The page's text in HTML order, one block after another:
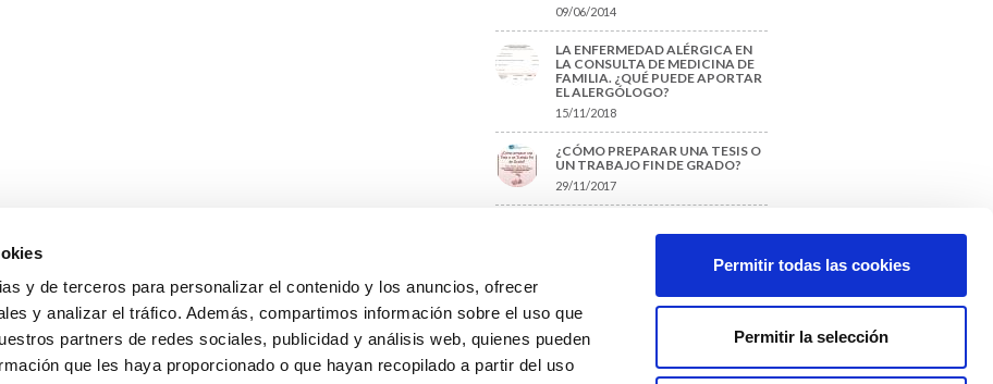
y de terceros para personalizar el contenido y los anuncios, ofrecer
y analizar el tráfico. Además, compartimos información sobre el uso que
partners de redes sociales, publicidad y análisis web, quienes pueden
que les haya proporcionado o que hayan recopilado a partir del uso
Permitir todas las cookies
Permitir la selección
09/06/2014
LA ENFERMEDAD ALÉRGICA EN
LA CONSULTA DE MEDICINA DE
FAMILIA. ¿QUÉ PUEDE APORTAR
EL ALERGÓLOGO?
15/11/2018
¿CÓMO PREPARAR UNA TESIS O
UN TRABAJO FIN DE GRADO?
29/11/2017
protección de datos